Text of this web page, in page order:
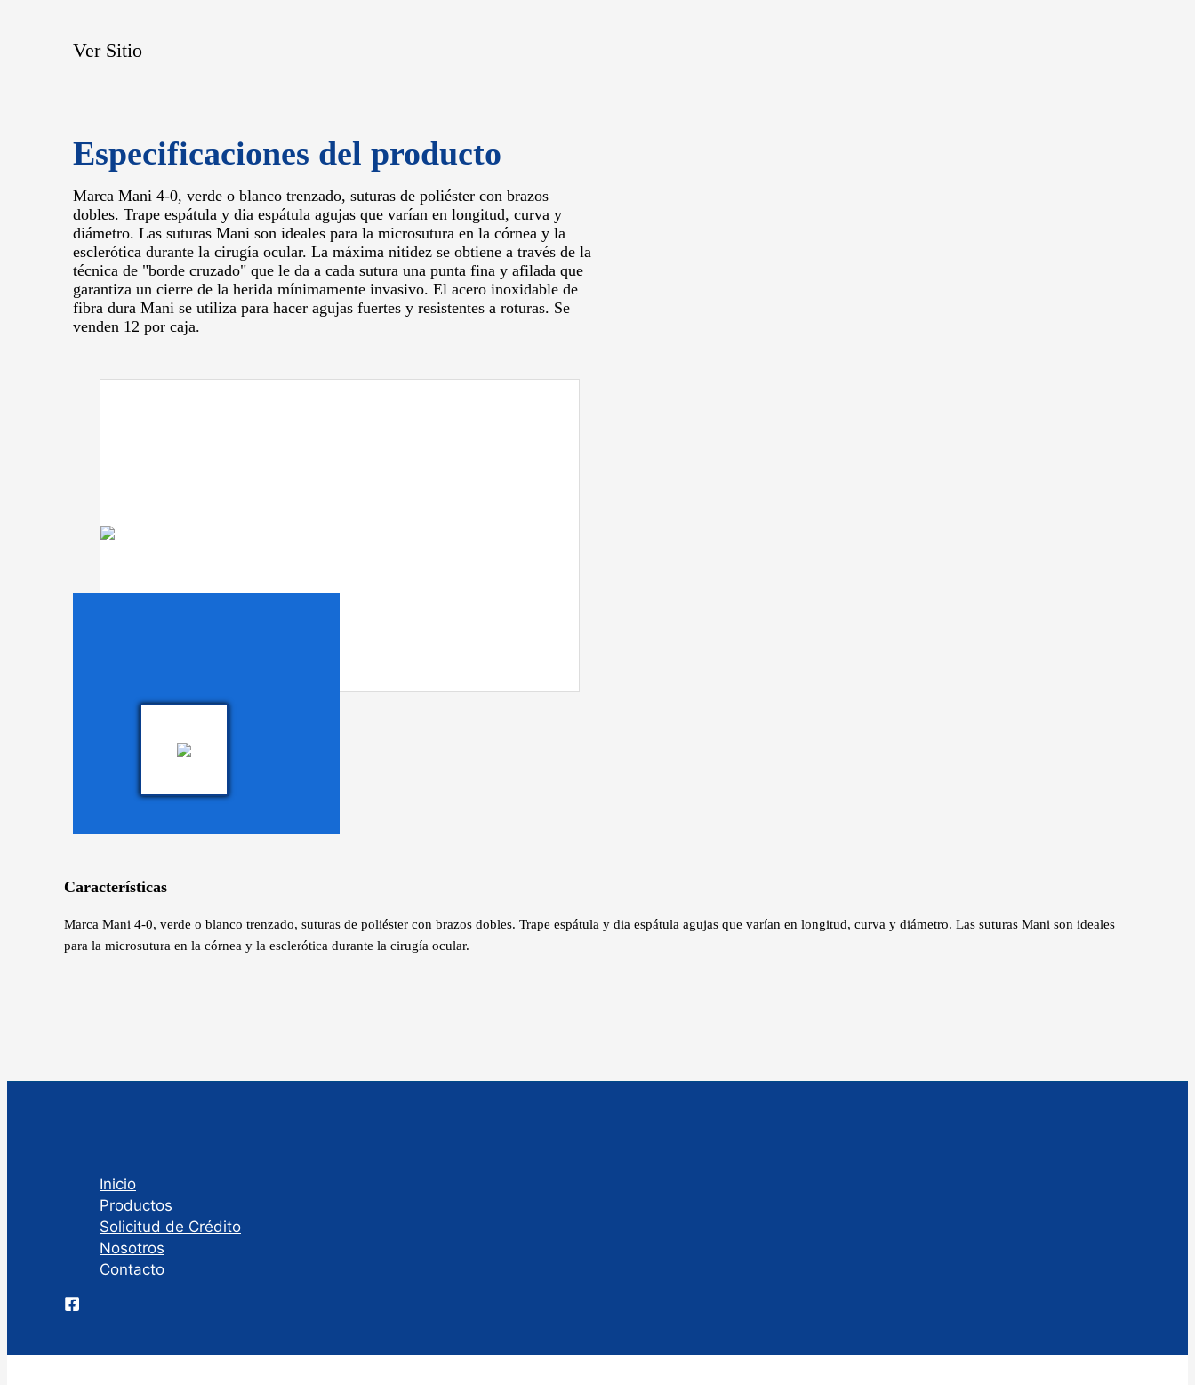
Ver Sitio
Especificaciones del producto
Marca Mani 4-0, verde o blanco trenzado, suturas de poliéster con brazos
dobles. Trape espátula y dia espátula agujas que varían en longitud, curva y
diámetro. Las suturas Mani son ideales para la microsutura en la córnea y la
esclerótica durante la cirugía ocular. La máxima nitidez se obtiene a través de la
técnica de "borde cruzado" que le da a cada sutura una punta fina y afilada que
garantiza un cierre de la herida mínimamente invasivo. El acero inoxidable de
fibra dura Mani se utiliza para hacer agujas fuertes y resistentes a roturas. Se
venden 12 por caja.
Características
Marca Mani 4-0, verde o blanco trenzado, suturas de poliéster con brazos dobles. Trape espátula y dia espátula agujas que varían en longitud, curva y diámetro. Las suturas Mani son ideales
para la microsutura en la córnea y la esclerótica durante la cirugía ocular.
Inicio
Productos
Solicitud de Crédito
Nosotros
Contacto